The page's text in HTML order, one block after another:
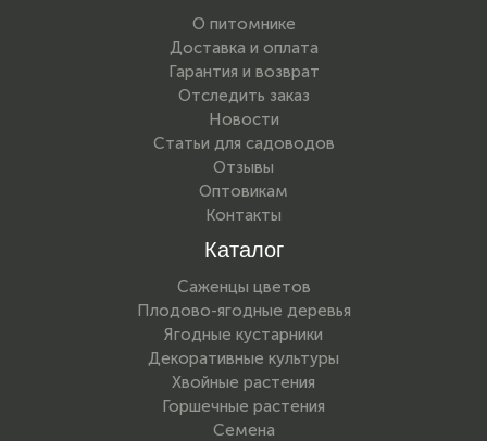
О питомнике
Доставка и оплата
Гарантия и возврат
Отследить заказ
Новости
Статьи для садоводов
Отзывы
Оптовикам
Контакты
Каталог
Саженцы цветов
Плодово-ягодные деревья
Ягодные кустарники
Декоративные культуры
Хвойные растения
Горшечные растения
Семена